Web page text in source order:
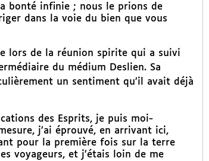
bonté infinie ; nous le prions de
dans la voie du bien que vous
lors de la réunion spirite qui a suivi
du médium Deslien. Sa
un sentiment qu’il avait déjà
des Esprits, je puis moi-
j’ai éprouvé, en arrivant ici,
pour la première fois sur la terre
voyageurs, et j’étais loin de me